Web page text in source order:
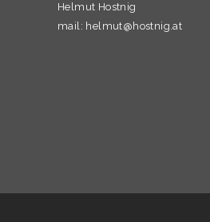
Helmut Hostnig
mail: helmut@hostnig.at